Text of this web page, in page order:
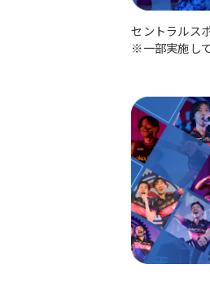
セントラルス
※一部実施し